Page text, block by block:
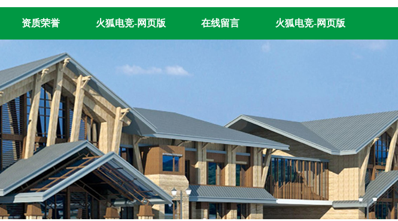
资质荣誉 火狐电竞-网页版 在线留言 火狐电竞-网页版